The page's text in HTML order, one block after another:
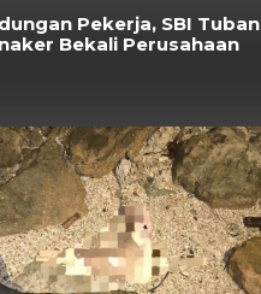
Pekerja, SBI Tuban
Bekali Perusahaan